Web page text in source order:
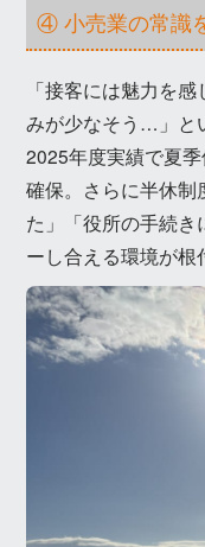
④ 小売業の常識
「接客には魅力を
みが少なそう…」と
2025年度実績で夏
確保。さらに半休制
た」「役所の手続き
ーし合える環境が根